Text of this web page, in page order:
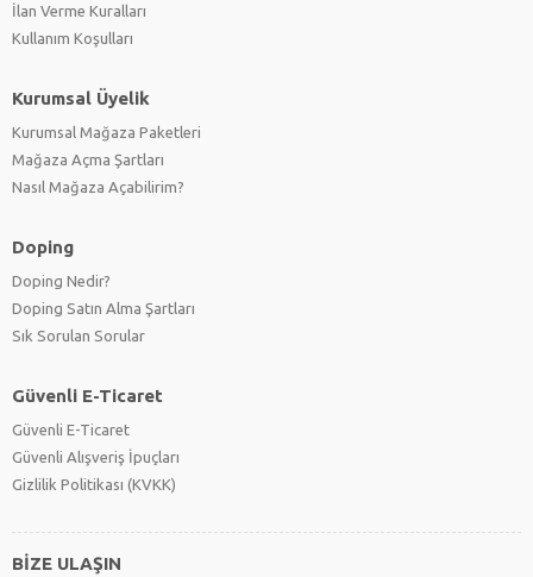
İlan Verme Kuralları
Kullanım Koşulları
Kurumsal Üyelik
Kurumsal Mağaza Paketleri
Mağaza Açma Şartları
Nasıl Mağaza Açabilirim?
Doping
Doping Nedir?
Doping Satın Alma Şartları
Sık Sorulan Sorular
Güvenli E-Ticaret
Güvenli E-Ticaret
Güvenli Alışveriş İpuçları
Gizlilik Politikası (KVKK)
BİZE ULAŞIN